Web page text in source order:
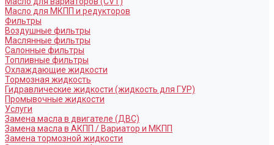
Масло для МКПП и редукторов
Фильтры
Воздушные фильтры
Маслянные фильтры
Салонные фильтры
Топливные фильтры
Охлаждающие жидкости
Тормозная жидкость
Гидравлические жидкости (жидкость для ГУР)
Промывочные жидкости
Услуги
Замена масла в двигателе (ДВС)
Замена масла в АКПП / Вариатор и МКПП
Замена тормозной жидкости